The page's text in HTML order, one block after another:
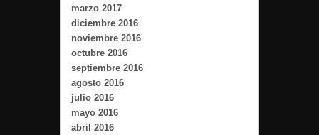
marzo 2017
diciembre 2016
noviembre 2016
octubre 2016
septiembre 2016
agosto 2016
julio 2016
mayo 2016
abril 2016